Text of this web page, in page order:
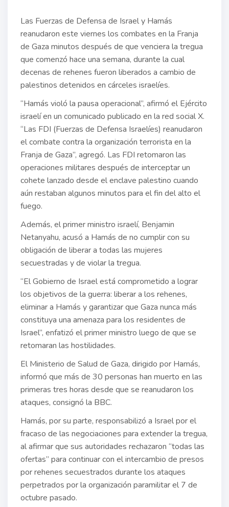
Las Fuerzas de Defensa de Israel y Hamás
reanudaron este viernes los combates en la Franja
de Gaza minutos después de que venciera la tregua
que comenzó hace una semana, durante la cual
decenas de rehenes fueron liberados a cambio de
palestinos detenidos en cárceles israelíes.
“Hamás violó la pausa operacional”, afirmó el Ejército
israelí en un comunicado publicado en la red social X.
“Las FDI (Fuerzas de Defensa Israelíes) reanudaron
el combate contra la organización terrorista en la
Franja de Gaza”, agregó. Las FDI retomaron las
operaciones militares después de interceptar un
cohete lanzado desde el enclave palestino cuando
aún restaban algunos minutos para el fin del alto el
fuego.
Además, el primer ministro israelí, Benjamin
Netanyahu, acusó a Hamás de no cumplir con su
obligación de liberar a todas las mujeres
secuestradas y de violar la tregua.
“El Gobierno de Israel está comprometido a lograr
los objetivos de la guerra: liberar a los rehenes,
eliminar a Hamás y garantizar que Gaza nunca más
constituya una amenaza para los residentes de
Israel”, enfatizó el primer ministro luego de que se
retomaran las hostilidades.
El Ministerio de Salud de Gaza, dirigido por Hamás,
informó que más de 30 personas han muerto en las
primeras tres horas desde que se reanudaron los
ataques, consignó la BBC.
Hamás, por su parte, responsabilizó a Israel por el
fracaso de las negociaciones para extender la tregua,
al afirmar que sus autoridades rechazaron “todas las
ofertas” para continuar con el intercambio de presos
por rehenes secuestrados durante los ataques
perpetrados por la organización paramilitar el 7 de
octubre pasado.